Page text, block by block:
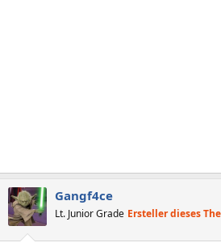
Gangf4ce
Lt. Junior Grade Ersteller dieses